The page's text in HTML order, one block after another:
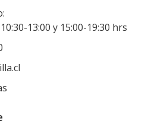
13:00 y 15:00-19:30 hrs